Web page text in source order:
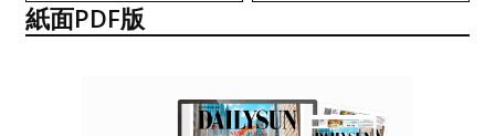
紙面PDF版